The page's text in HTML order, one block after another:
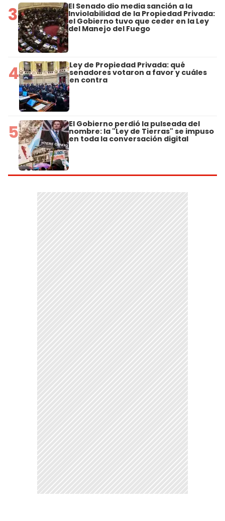
3 El Senado dio media sanción a la
Inviolabilidad de la Propiedad Privada:
el Gobierno tuvo que ceder en la Ley
del Manejo del Fuego
4 Ley de Propiedad Privada: qué
senadores votaron a favor y cuáles
en contra
5 El Gobierno perdió la pulseada del
nombre: la "Ley de Tierras" se impuso
en toda la conversación digital